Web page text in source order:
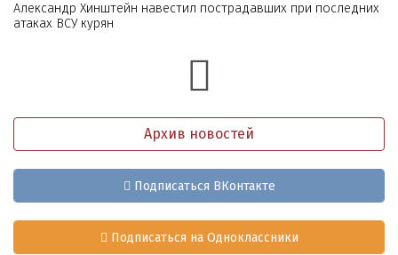
Александр Хинштейн навестил пострадавших при последних
атаках ВСУ курян
Архив новостей
Подписаться ВКонтакте
Подписаться на Одноклассники